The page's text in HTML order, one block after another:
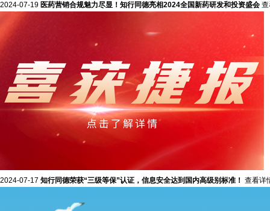
2024-07-19 医药营销合规魅力尽显！知行同德亮相2024全国新药研发和投资盛会
2024-07-17 知行同德荣获“三级等保”认证，信息安全达到国内高级别标准！ 查看详